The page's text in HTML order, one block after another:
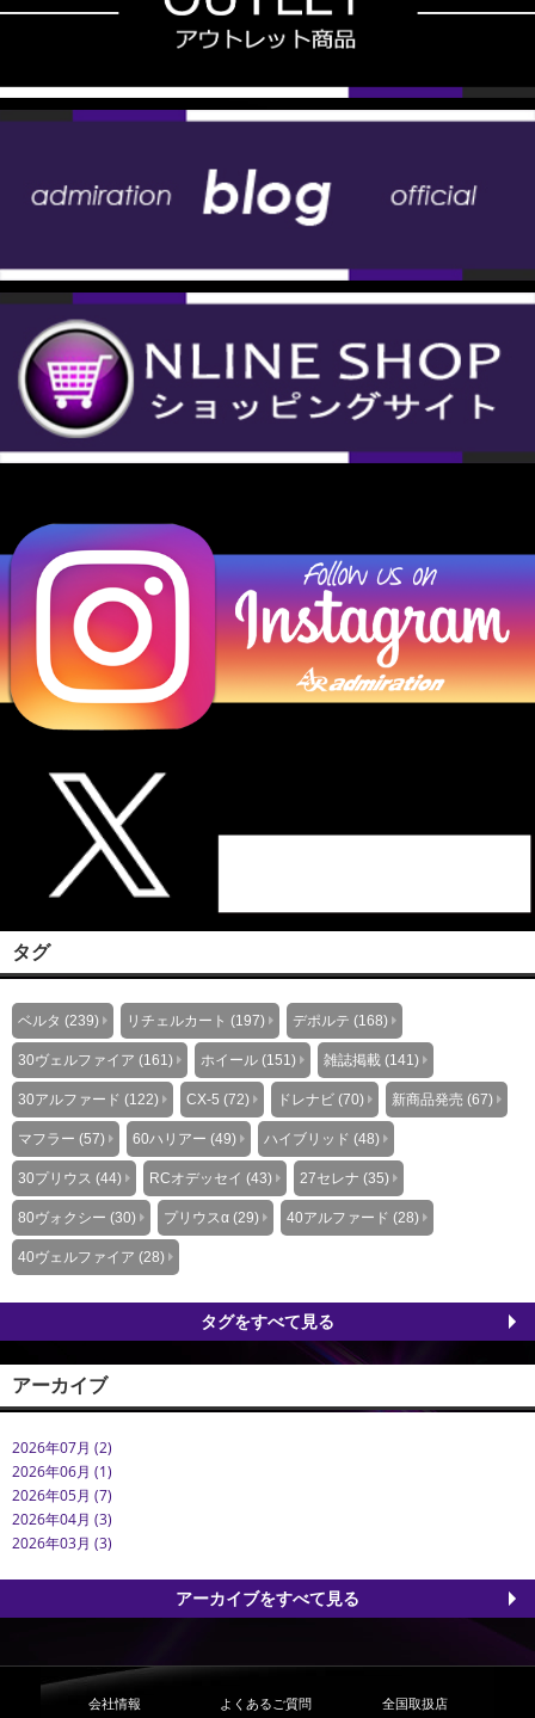
タグ
ベルタ (239) リチェルカート (197) デポルテ (168)
30ヴェルファイア (161) ホイール (151) 雑誌掲載 (141)
30アルファード (122) CX-5 (72) ドレナビ (70) 新商品発売 (67)
マフラー (57) 60ハリアー (49) ハイブリッド (48)
30プリウス (44) RCオデッセイ (43) 27セレナ (35)
80ヴォクシー (30) プリウスα (29) 40アルファード (28)
40ヴェルファイア (28)
タグをすべて見る
アーカイブ
2026年07月 (2)
2026年06月 (1)
2026年05月 (7)
2026年04月 (3)
2026年03月 (3)
アーカイブをすべて見る
会社情報 よくあるご質問 全国取扱店